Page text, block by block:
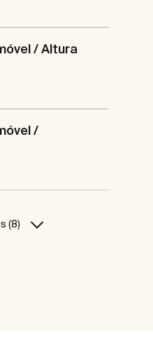
/ Altura
/
(8)